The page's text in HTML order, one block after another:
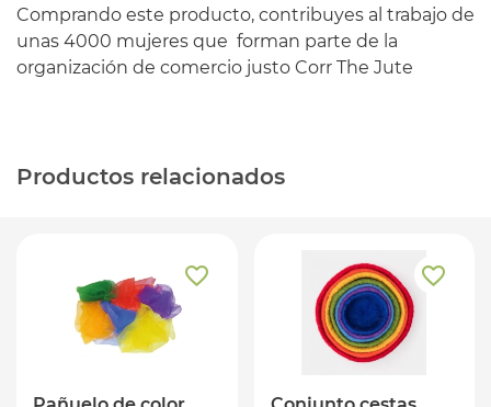
Comprando este producto, contribuyes al trabajo de
unas 4000 mujeres que forman parte de la
organización de comercio justo Corr The Jute
Productos relacionados